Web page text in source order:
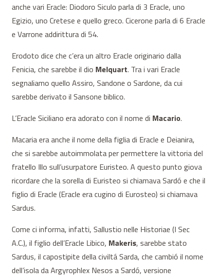
anche vari Eracle: Diodoro Siculo parla di 3 Eracle, uno
Egizio, uno Cretese e quello greco. Cicerone parla di 6 Eracle
e Varrone addirittura di 54.
Erodoto dice che c’era un altro Eracle originario dalla
Fenicia, che sarebbe il dio Melquart. Tra i vari Eracle
segnaliamo quello Assiro, Sandone o Sardone, da cui
sarebbe derivato il Sansone biblico.
L’Eracle Siciliano era adorato con il nome di Macario.
Macaria era anche il nome della figlia di Eracle e Deianira,
che si sarebbe autoimmolata per permettere la vittoria del
fratello Illo sull’usurpatore Euristeo. A questo punto giova
ricordare che la sorella di Euristeo si chiamava Sardó e che il
figlio di Eracle (Eracle era cugino di Eurosteo) si chiamava
Sardus.
Come ci informa, infatti, Sallustio nelle Historiae (I Sec
A.C.), il figlio dell’Eracle Libico, Makeris, sarebbe stato
Sardus, il capostipite della civiltá Sarda, che cambió il nome
dell’isola da Argyrophlex Nesos a Sardó, versione